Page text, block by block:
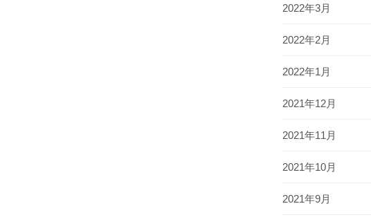
2022年3月
2022年2月
2022年1月
2021年12月
2021年11月
2021年10月
2021年9月